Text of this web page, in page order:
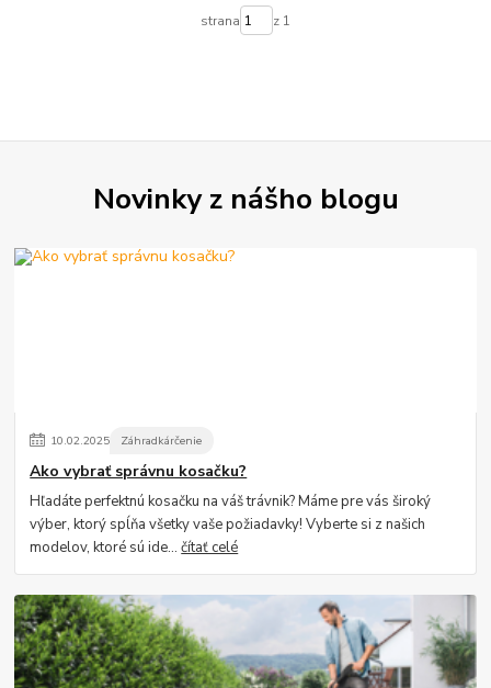
strana z 1
Novinky z nášho blogu
10.02.2025 Záhradkárčenie
Ako vybrať správnu kosačku?
Hľadáte perfektnú kosačku na váš trávnik? Máme pre vás široký
výber, ktorý spĺňa všetky vaše požiadavky! Vyberte si z našich
modelov, ktoré sú ide...čítať celé